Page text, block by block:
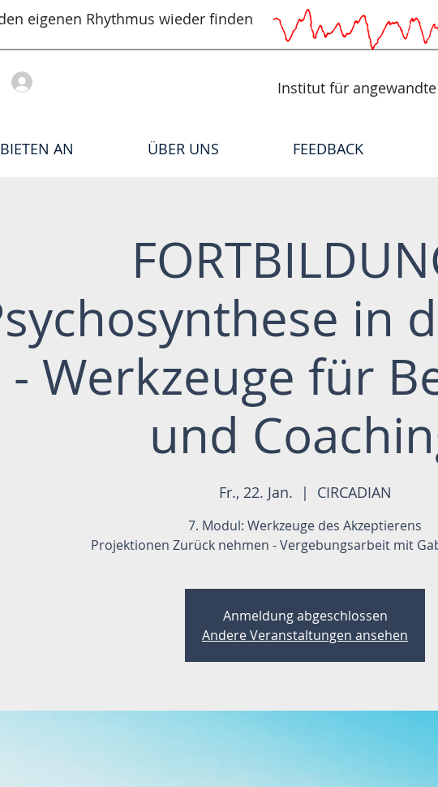
eigenen Rhythmus wieder finden
Institut für angewandte
AN ÜBER UNS FEEDBACK
in
- Werkzeuge für
und
Fr., 22. Jan.
  |
CIRCADIAN
7. Modul: Werkzeuge des Akzeptierens
Projektionen Zurück nehmen - Vergebungsarbeit mit
Anmeldung abgeschlossen
Andere Veranstaltungen ansehen